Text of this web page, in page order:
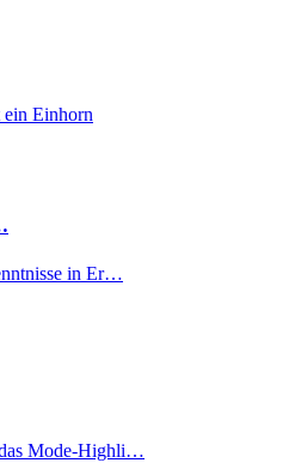
Einhorn
in Er…
Mode-Highli…